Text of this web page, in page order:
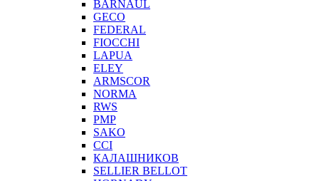
BARNAUL
GEСO
FEDERAL
FIOCCHI
LAPUA
ELEY
ARMSCOR
NORMA
RWS
PMP
SAKO
CCI
КАЛАШНИКОВ
SELLIER BELLOT